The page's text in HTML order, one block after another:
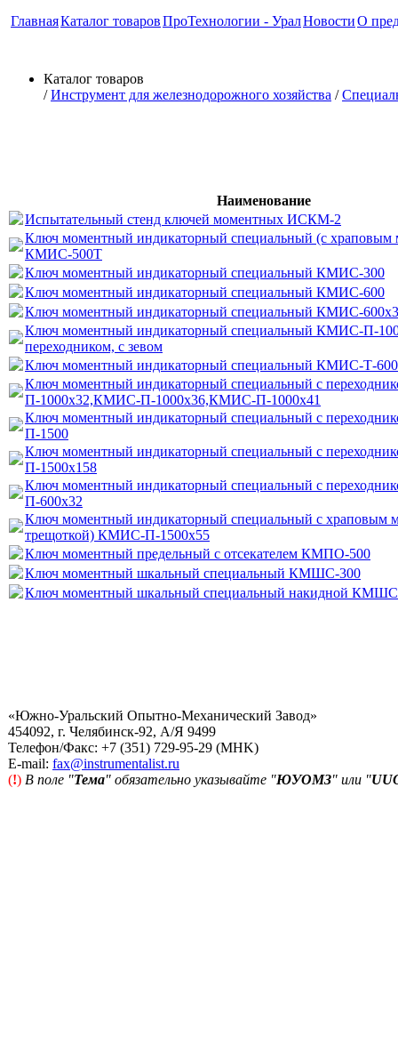
ГлавнаяКаталог товаровПроТехнологии - УралНовостиО
Каталог товаров
/Инструмент для железнодорожного хозяйства /
Наименование
Испытательный стенд ключей моментных ИСКМ-2
Ключ моментный индикаторный специальный (с храповым
КМИС-500Т
Ключ моментный индикаторный специальный КМИС-300
Ключ моментный индикаторный специальный КМИС-600
Ключ моментный индикаторный специальный КМИС-
Ключ моментный индикаторный специальный КМИС-П-
переходником, с зевом
Ключ моментный индикаторный специальный КМИС-Т-
Ключ моментный индикаторный специальный с
П-1000х32,КМИС-П-1000х36,КМИС-П-1000х41
Ключ моментный индикаторный специальный с
П-1500
Ключ моментный индикаторный специальный с
П-1500х158
Ключ моментный индикаторный специальный с
П-600х32
Ключ моментный индикаторный специальный с храповым
трещоткой) КМИС-П-1500х55
Ключ моментный предельный с отсекателем КМПО-500
Ключ моментный шкальный специальный КМШС-300
Ключ моментный шкальный специальный накидной
«Южно-Уральский Опытно-Механический Завод»
454092, г. Челябинск-92, А/Я 9499
Телефон/Факс: +7 (351) 729-95-29 (MHK)
Е-mail: fax@instrumentalist.ru
(!) В поле "Тема" обязательно указывайте "ЮУОМЗ" или "